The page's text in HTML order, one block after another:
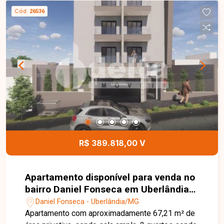
condomínio conta com elevador, portaria 24
horas, piscina, academia, spa, salão de festas,
brinquedoteca e mercadinho interno. Entre em
contato com a equipe da Delta Imóveis e agende
sua visita para conhecer essa oportunidade.
Cód. 26536
R$ 389.818,00 V
Apartamento disponível para venda no
bairro Daniel Fonseca em Uberlândia-
MGDaniel Fonseca - Uberlândia/MG
Apartamento com aproximadamente 67,21 m² de